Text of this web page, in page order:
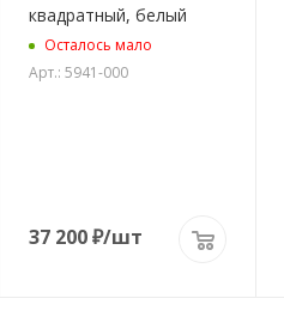
квадратный, белый
Осталось мало
Арт.: 5941-000
37 200₽/шт